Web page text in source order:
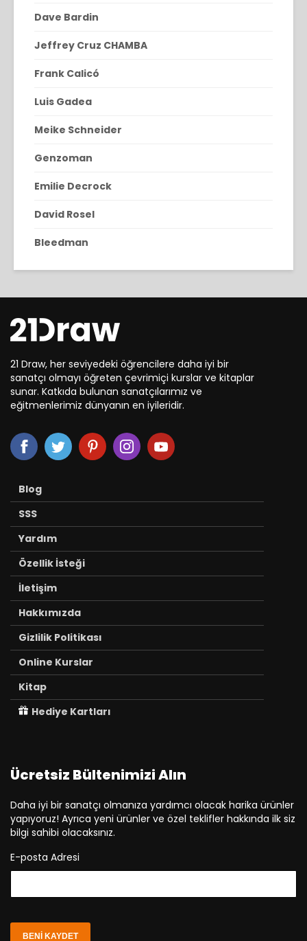
Dave Bardin
Jeffrey Cruz CHAMBA
Frank Calicó
Luis Gadea
Meike Schneider
Genzoman
Emilie Decrock
David Rosel
Bleedman
21 Draw, her seviyedeki öğrencilere daha iyi bir
sanatçı olmayı öğreten çevrimiçi kurslar ve kitaplar
sunar. Katkıda bulunan sanatçılarımız ve
eğitmenlerimiz dünyanın en iyileridir.
Blog
SSS
Yardım
Özellik İsteği
İletişim
Hakkımızda
Gizlilik Politikası
Online Kurslar
Kitap
Hediye Kartları
Ücretsiz Bültenimizi Alın
Daha iyi bir sanatçı olmanıza yardımcı olacak harika ürünler
yapıyoruz! Ayrıca yeni ürünler ve özel teklifler hakkında ilk siz
bilgi sahibi olacaksınız.
E-posta Adresi
BENI KAYDET